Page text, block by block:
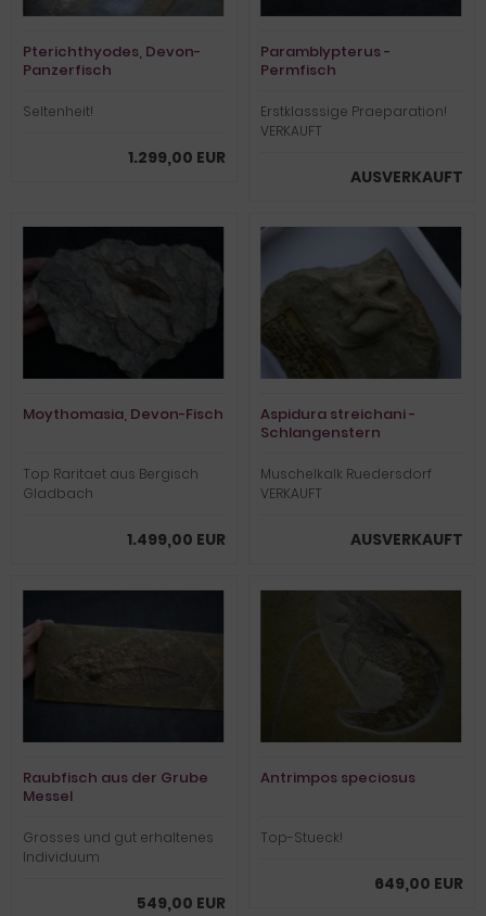
Pterichthyodes, Devon-
Panzerfisch
Seltenheit!
1.299,00 EUR
Paramblypterus -
Permfisch
Erstklasssige Praeparation!
VERKAUFT
AUSVERKAUFT
Moythomasia, Devon-Fisch
Top Raritaet aus Bergisch
Gladbach
1.499,00 EUR
Aspidura streichani -
Schlangenstern
Muschelkalk Ruedersdorf
VERKAUFT
AUSVERKAUFT
Raubfisch aus der Grube
Messel
Grosses und gut erhaltenes
Individuum
549,00 EUR
Antrimpos speciosus
Top-Stueck!
649,00 EUR